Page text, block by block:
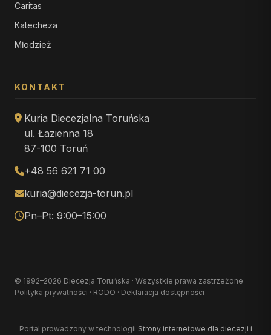
Caritas
Katecheza
Młodzież
KONTAKT
Kuria Diecezjalna Toruńska
ul. Łazienna 18
87-100 Toruń
+48 56 621 71 00
kuria@diecezja-torun.pl
Pn–Pt: 9:00–15:00
© 1992–2026 Diecezja Toruńska · Wszystkie prawa zastrzeżone
Polityka prywatności · RODO · Deklaracja dostępności
Portal prowadzony w technologii Strony internetowe dla diecezji i